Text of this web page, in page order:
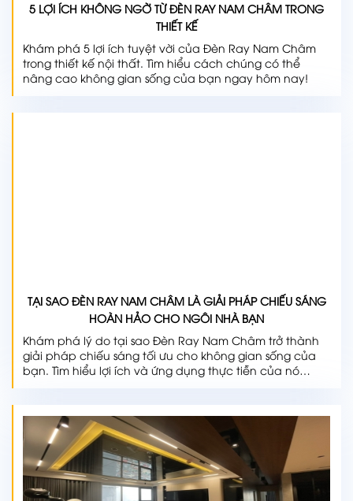
5 LỢI ÍCH KHÔNG NGỜ TỪ ĐÈN RAY NAM CHÂM TRONG
THIẾT KẾ
Khám phá 5 lợi ích tuyệt vời của Đèn Ray Nam Châm
trong thiết kế nội thất. Tìm hiểu cách chúng có thể
nâng cao không gian sống của bạn ngay hôm nay!
TẠI SAO ĐÈN RAY NAM CHÂM LÀ GIẢI PHÁP CHIẾU SÁNG
HOÀN HẢO CHO NGÔI NHÀ BẠN
Khám phá lý do tại sao Đèn Ray Nam Châm trở thành
giải pháp chiếu sáng tối ưu cho không gian sống của
bạn. Tìm hiểu lợi ích và ứng dụng thực tiễn của nó